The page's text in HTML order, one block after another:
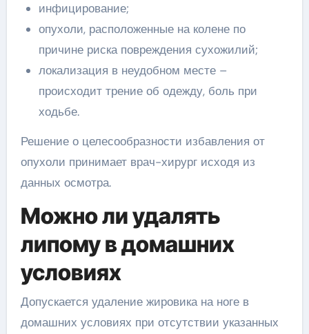
инфицирование;
опухоли, расположенные на колене по
причине риска повреждения сухожилий;
локализация в неудобном месте –
происходит трение об одежду, боль при
ходьбе.
Решение о целесообразности избавления от
опухоли принимает врач-хирург исходя из
данных осмотра.
Можно ли удалять
липому в домашних
условиях
Допускается удаление жировика на ноге в
домашних условиях при отсутствии указанных